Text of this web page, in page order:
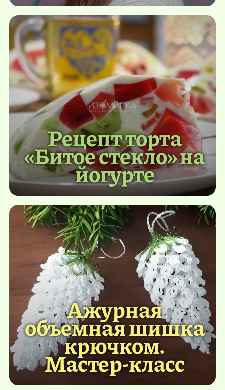
Рецепт торта
«Битое стекло» на
йогурте
Ажурная
объемная шишка
крючком.
Мастер-класс